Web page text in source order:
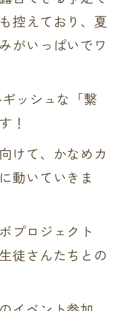
控えており、夏
がいっぱいでワ
ッシュな「繋
！
けて、かなめカ
動いていきま
プロジェクト
徒さんたちとの